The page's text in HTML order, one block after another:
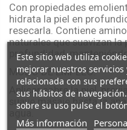
Con propiedades
hidrata la piel en
resecarla. Contiene
naturales que suavizan la
profundidad,
MODO DE EMPLEO:
Aplicar sobre la piel,
suave masaje hasta la
Este sitio web utiliza
mejorar nuestros
relacionada con sus
sus hábitos de
sobre su uso pulse el
Más información